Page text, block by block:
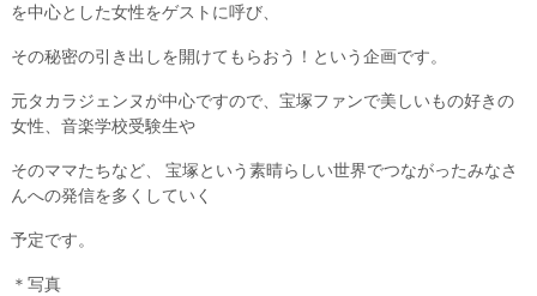
を中心とした女性をゲストに呼び、
その秘密の引き出しを開けてもらおう！という企画です。
元タカラジェンヌが中心ですので、宝塚ファンで美しいもの好きの
女性、音楽学校受験生や
そのママたちなど、 宝塚という素晴らしい世界でつながったみなさ
んへの発信を多くしていく
予定です。
＊写真